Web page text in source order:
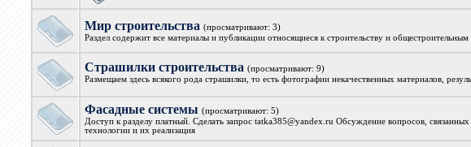
Мир строительства (просматривают: 3)
Раздел содержит все материалы и публикации относящиеся к строительству и
Страшилки строительства (просматривают: 9)
Размещаем здесь всякого рода страшилки, то есть фотографии некачественных материалов,
Фасадные системы (просматривают: 5)
Доступ к разделу платный. Сделать запрос tatka385@yandex.ru Обсуждение вопросов,
технологии и их реализация